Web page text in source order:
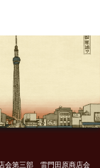
会第三部 雷門田原商店会